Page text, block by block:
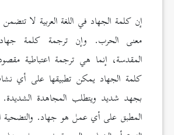
إن كلمة الجهاد في اللغة العربية لا
معنى الحرب. وإن ترجمة كلمة
المقدسة، إنما هي ترجمة اعتباطية
كلمة الجهاد يمكن تطبيقها على أي
بجهد شديد ويتطلب المجاهدة
المطبق على أي عمل هو جهاد. والتضحية